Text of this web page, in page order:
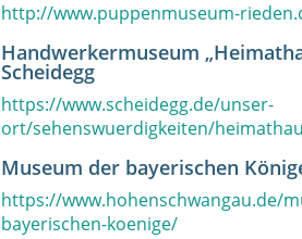
http://www.puppenmuseum-
Handwerkermuseum
Scheidegg
https://www.scheidegg.de/unser-
ort/sehenswuerdigkeiten/
Museum der bayerischen
https://www.hohenschwangau.de/
bayerischen-koenige/